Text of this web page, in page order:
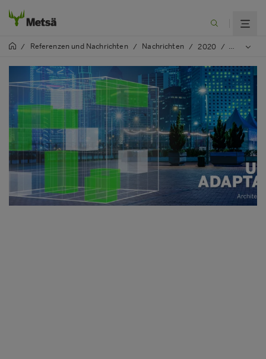
/ Referenzen und Nachrichten / Nachrichten / 2020 /